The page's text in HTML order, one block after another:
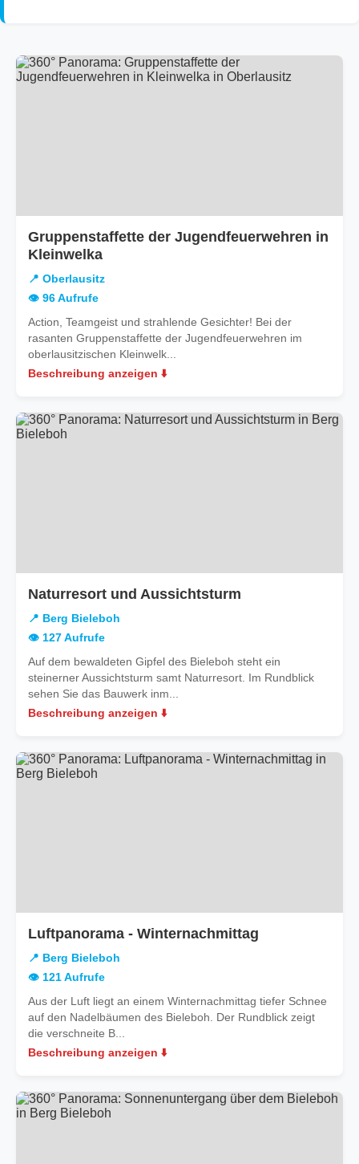
Gruppenstaffette der Jugendfeuerwehren in
Kleinwelka
📍 Oberlausitz
👁️ 96 Aufrufe
Action, Teamgeist und strahlende Gesichter! Bei der
rasanten Gruppenstaffette der Jugendfeuerwehren im
oberlausitzischen Kleinwelk...
Beschreibung anzeigen ⬇️
Naturresort und Aussichtsturm
📍 Berg Bieleboh
👁️ 127 Aufrufe
Auf dem bewaldeten Gipfel des Bieleboh steht ein
steinerner Aussichtsturm samt Naturresort. Im Rundblick
sehen Sie das Bauwerk inm...
Beschreibung anzeigen ⬇️
Luftpanorama - Winternachmittag
📍 Berg Bieleboh
👁️ 121 Aufrufe
Aus der Luft liegt an einem Winternachmittag tiefer Schnee
auf den Nadelbäumen des Bieleboh. Der Rundblick zeigt
die verschneite B...
Beschreibung anzeigen ⬇️